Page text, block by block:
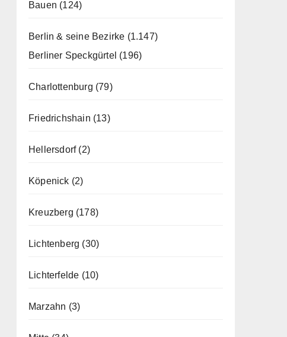
Bauen (124)
Berlin & seine Bezirke (1.147)
Berliner Speckgürtel (196)
Charlottenburg (79)
Friedrichshain (13)
Hellersdorf(2)
Köpenick (2)
Kreuzberg (178)
Lichtenberg (30)
Lichterfelde (10)
Marzahn (3)